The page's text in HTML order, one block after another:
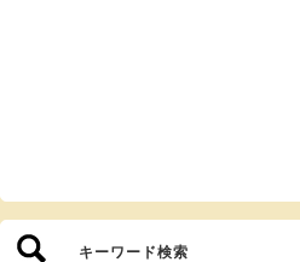
キーワード検索